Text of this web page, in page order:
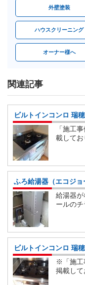
外壁塗装
ハウスクリーニング
オーナー様へ
関連記事
ビルトインコンロ 瑞
「施工
載してお
ふろ給湯器（エコジ
給湯器
ールのチ
ビルトインコンロ 瑞
※「施工
掲載して